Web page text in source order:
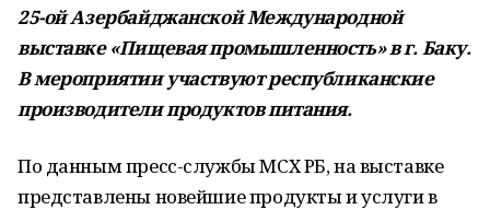
25-ой Азербайджанской Международной
выставке «Пищевая промышленность» в г. Баку.
В мероприятии участвуют республиканские
производители продуктов питания.
По данным пресс-службы МСХ РБ, на выставке
представлены новейшие продукты и услуги в